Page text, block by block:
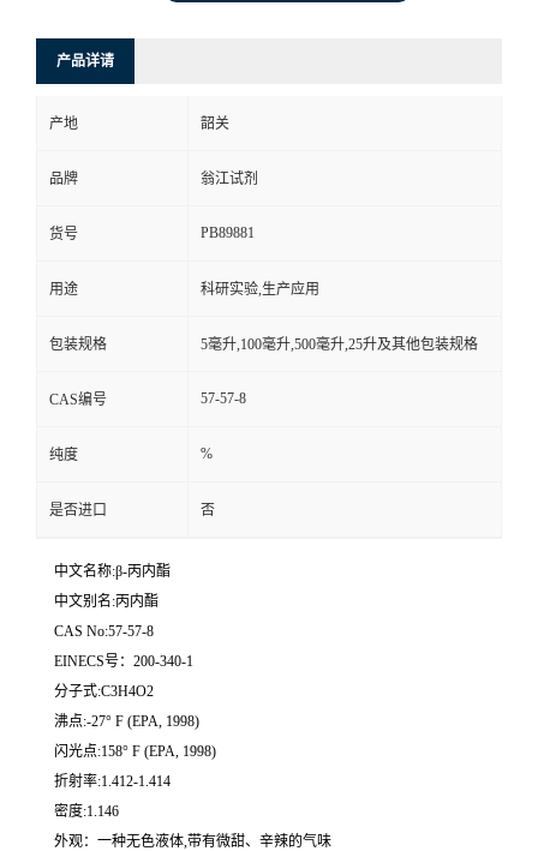
产品详请
产地 韶关
品牌 翁江试剂
货号 PB89881
用途 科研实验,生产应用
包装规格 5毫升,100毫升,500毫升,25升及其他包装规格
CAS编号 57-57-8
纯度 %
是否进口 否
中文名称:β-丙内酯
中文别名:丙内酯
CAS No:57-57-8
EINECS号：200-340-1
分子式:C3H4O2
沸点:-27° F (EPA, 1998)
闪光点:158° F (EPA, 1998)
折射率:1.412-1.414
密度:1.146
外观：一种无色液体,带有微甜、辛辣的气味